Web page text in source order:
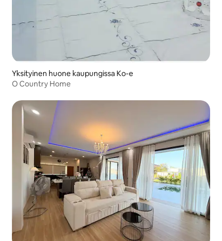
Yksityinen huone kaupungissa Ko-e
O Country Home